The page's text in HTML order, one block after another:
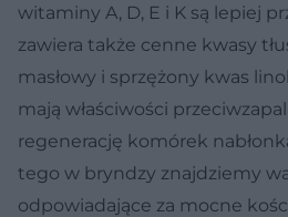
witaminy A, D, E i K są lepiej
zawiera także cenne kwasy
masłowy i sprzężony kwas
mają właściwości
regenerację komórek
tego w bryndzy znajdziemy
odpowiadające za mocne